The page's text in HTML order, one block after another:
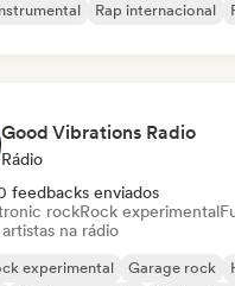
Rap internacional
Good Vibrations Radio
Rádio
feedbacks enviados
rockRock experimental
na rádio
experimental Garage rock